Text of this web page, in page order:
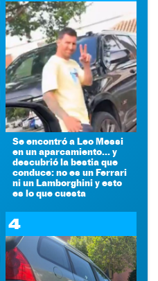
Se encontró a Leo Messi
en un aparcamiento... y
descubrió la bestia que
conduce: no es un Ferrari
ni un Lamborghini y esto
es lo que cuesta
4